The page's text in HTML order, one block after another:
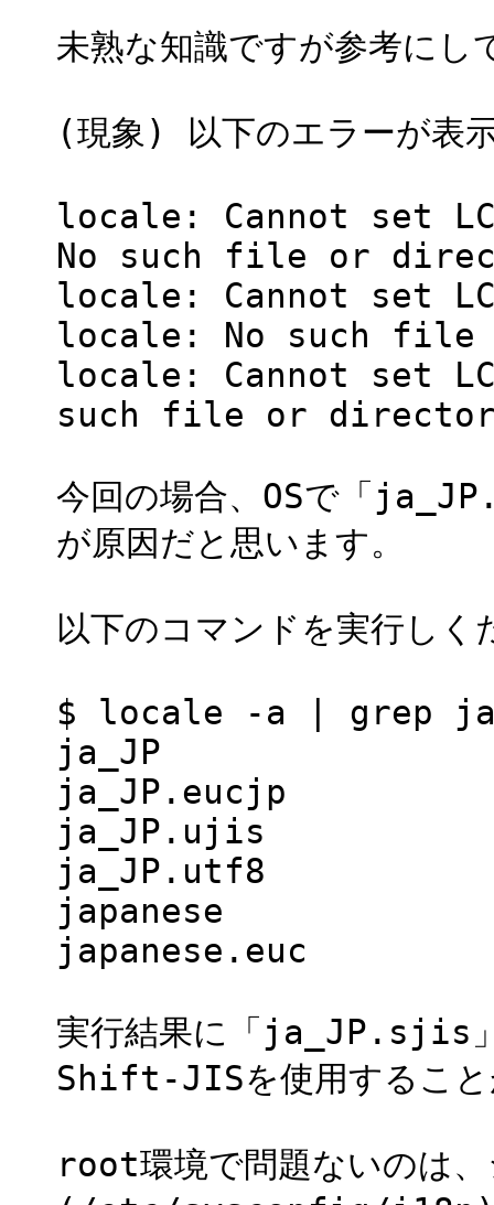
未熟な知識ですが参考にし
(現象) 以下のエラーが
locale: Cannot set
No such file or
locale: Cannot set
locale: No such
locale: Cannot set
such file or
今回の場合、OSで「
が原因だと思います。
以下のコマンドを実行しく
$ locale -a | grep
ja_JP
ja_JP.eucjp
ja_JP.ujis
ja_JP.utf8
japanese
japanese.euc
実行結果に「ja_JP.sjis」
Shift-JISを使用すること
root環境で問題ないのは